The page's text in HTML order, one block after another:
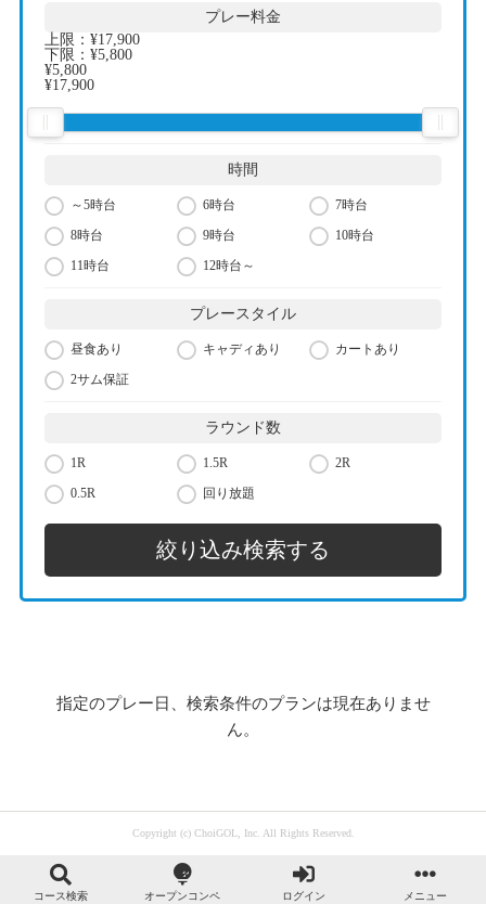
プレー料金
上限： ¥17,900
下限： ¥5,800
¥5,800
¥17,900
時間
～5時台 6時台
7時台
8時台
9時台
10時台
11時台
12時台～
プレースタイル
昼食あり キャディあり
カートあり
2サム保証
ラウンド数
1R 1.5R
2R
0.5R
回り放題
指定のプレー日、検索条件のプランは現在ありませ
ん。
Copyright (c) ChoiGOL, Inc. All Rights Reserved.
コース検索 オープンコンペ ログイン メニュー